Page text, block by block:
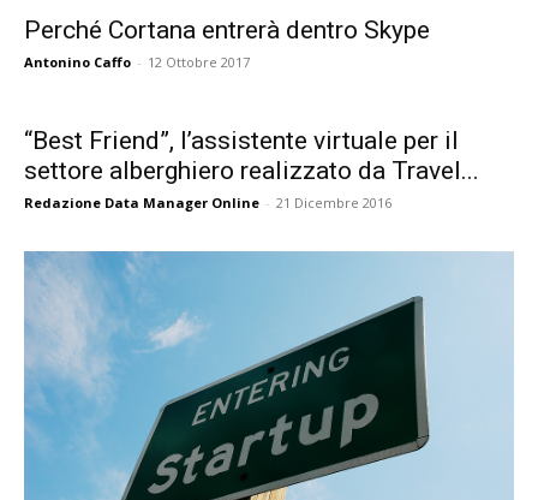
Perché Cortana entrerà dentro Skype
Antonino Caffo - 12 Ottobre 2017
“Best Friend”, l’assistente virtuale per il
settore alberghiero realizzato da Travel...
Redazione Data Manager Online - 21 Dicembre 2016